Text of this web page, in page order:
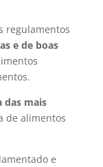
regulamentos
e de boas
das mais
de alimentos
e